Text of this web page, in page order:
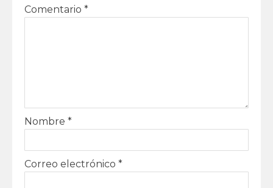
Comentario *
Nombre *
Correo electrónico *